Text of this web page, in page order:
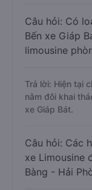
Câu hỏi: Có
Bến xe Giáp
limousine
Trả lời: Hiện tại
nằm đôi khai
xe Giáp Bát.
Câu hỏi: Các
xe Limousine
Bàng - Hải